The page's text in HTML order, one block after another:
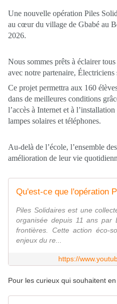
Une nouvelle opération Piles
au cœur du village de Gbabé au
2026.
Nous sommes prêts à éclairer
avec notre partenaire, Électriciens
Ce projet permettra aux 160
dans de meilleures conditions
l’accès à Internet et à
lampes solaires et téléphones.
Au-delà de l’école, l’ensemble
amélioration de leur vie
Qu'est-ce que l'opération
Piles Solidaires est une
organisée depuis 11 ans par
frontières. Cette action éco-
enjeux du re...
https://
Pour les curieux qui souhaitent en